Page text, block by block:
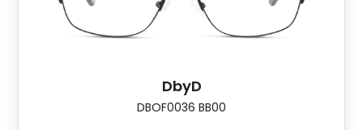
DbyD
DBOF0036 BB00